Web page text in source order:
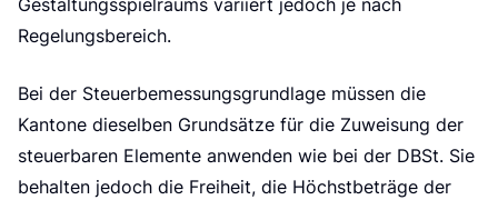
Regelungsbereich.
Bei der Steuerbemessungsgrundlage müssen die
Kantone dieselben Grundsätze für die Zuweisung der
steuerbaren Elemente anwenden wie bei der DBSt. Sie
behalten jedoch die Freiheit, die Höchstbeträge der